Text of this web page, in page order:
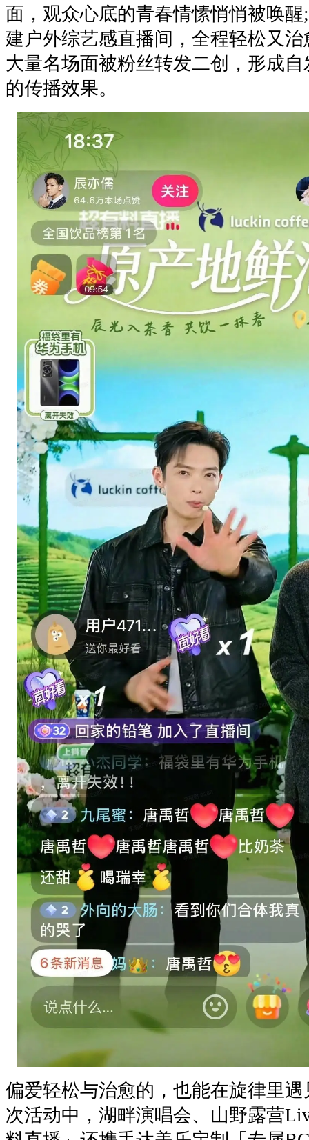
面，观众心底的青春情愫悄悄被唤
建户外综艺感直播间，全程轻松又
大量名场面被粉丝转发二创，形成
的传播效果。
偏爱轻松与治愈的，也能在旋律里
次活动中，湖畔演唱会、山野露营